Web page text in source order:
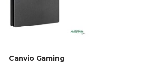
Canvio Gaming